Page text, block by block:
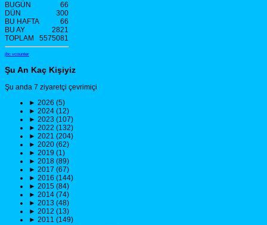
BUGÜN
66
DÜN
300
BU HAFTA
66
BU AY
2821
TOPLAM
5575081
jbc vcounter
Şu An Kaç Kişiyiz
Şu anda 7 ziyaretçi çevrimiçi
► 2026 (5)
► 2024 (12)
► 2023 (107)
► 2022 (132)
► 2021 (204)
► 2020 (62)
► 2019 (1)
► 2018 (89)
► 2017 (67)
► 2016 (144)
► 2015 (84)
► 2014 (74)
► 2013 (48)
► 2012 (13)
► 2011 (149)